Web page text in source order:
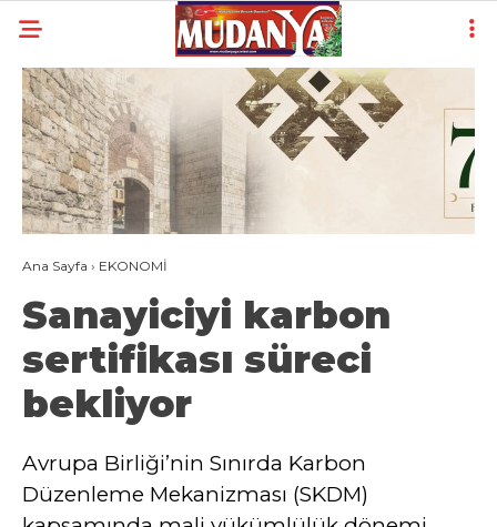
19.4
BURSA
YAZARLAR
YEREL
GÜNDEM (İGFA)
SİYASET
ÖZEL HABER
EKONOMİ
AKTÜEL
SPOR
Ana Sayfa › EKONOMİ
Sanayiciyi karbon
sertifikası süreci
bekliyor
Avrupa Birliği’nin Sınırda Karbon
Düzenleme Mekanizması (SKDM)